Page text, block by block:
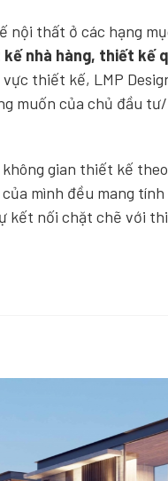
nội thất ở các hạng
nhà hàng, thiết kế
thiết kế, LMP
muốn của chủ đầu tư/
gian thiết kế
mình đều mang
kết nối chặt chẽ với